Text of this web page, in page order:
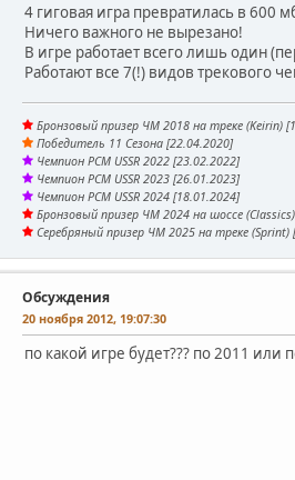
4 гиговая игра превратилась в 600
Ничего важного не вырезано!
В игре работает всего лишь один
Работают все 7(!) видов трекового
Бронзовый призер ЧМ 2018 на треке (Keirin)
Победитель 11 Сезона [22.04.2020]
Чемпион PCM USSR 2022 [23.02.2022]
Чемпион PCM USSR 2023 [26.01.2023]
Чемпион PCM USSR 2024 [18.01.2024]
Бронзовый призер ЧМ 2024 на шоссе
Серебряный призер ЧМ 2025 на треке (Sprint)
Обсуждения
20 ноября 2012, 19:07:30
по какой игре будет??? по 2011 или